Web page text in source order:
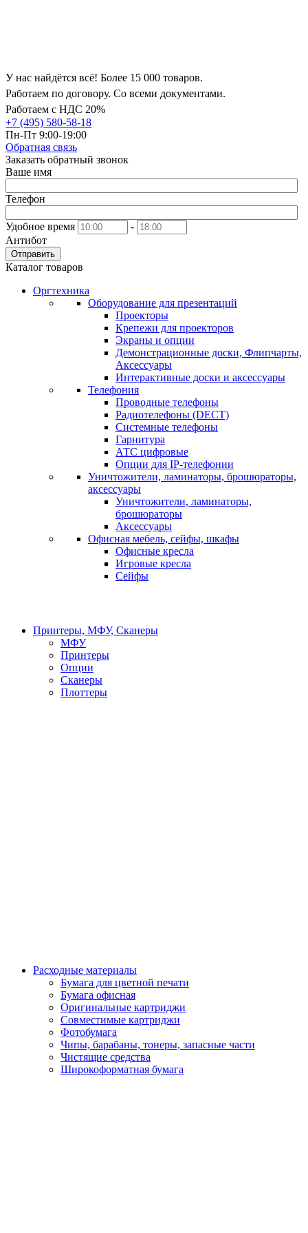
У нас найдётся всё! Более 15 000 товаров.
Работаем по договору. Со всеми документами.
Работаем с НДС 20%
+7 (495) 580-58-18
Пн-Пт 9:00-19:00
Обратная связь
Заказать обратный звонок
Ваше имя
Телефон
Удобное время
-
Антибот
Отправить
Каталог товаров
Оргтехника
Оборудование для презентаций
Проекторы
Крепежи для проекторов
Экраны и опции
Демонстрационные доски, Флипчарты,
Аксессуары
Интерактивные доски и аксессуары
Телефония
Проводные телефоны
Радиотелефоны (DECT)
Системные телефоны
Гарнитура
АТС цифровые
Опции для IP-телефонии
Уничтожители, ламинаторы, брошюраторы,
аксессуары
Уничтожители, ламинаторы,
брошюраторы
Аксессуары
Офисная мебель, сейфы, шкафы
Офисные кресла
Игровые кресла
Сейфы
Принтеры, МФУ, Сканеры
МФУ
Принтеры
Опции
Сканеры
Плоттеры
Расходные материалы
Бумага для цветной печати
Бумага офисная
Оригинальные картриджи
Совместимые картриджи
Фотобумага
Чипы, барабаны, тонеры, запасные части
Чистящие средства
Широкоформатная бумага